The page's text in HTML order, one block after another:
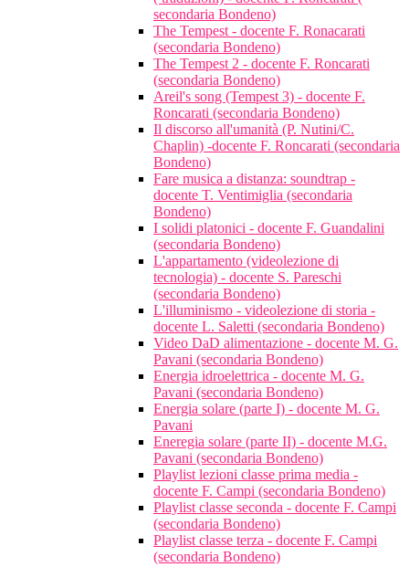
secondaria Bondeno)
The Tempest - docente F. Ronacarati
(secondaria Bondeno)
The Tempest 2 - docente F. Roncarati
(secondaria Bondeno)
Areil's song (Tempest 3) - docente F.
Roncarati (secondaria Bondeno)
Il discorso all'umanità (P. Nutini/C.
Chaplin) -docente F. Roncarati (secondaria
Bondeno)
Fare musica a distanza: soundtrap -
docente T. Ventimiglia (secondaria
Bondeno)
I solidi platonici - docente F. Guandalini
(secondaria Bondeno)
L'appartamento (videolezione di
tecnologia) - docente S. Pareschi
(secondaria Bondeno)
L'illuminismo - videolezione di storia -
docente L. Saletti (secondaria Bondeno)
Video DaD alimentazione - docente M. G.
Pavani (secondaria Bondeno)
Energia idroelettrica - docente M. G.
Pavani (secondaria Bondeno)
Energia solare (parte I) - docente M. G.
Pavani
Eneregia solare (parte II) - docente M.G.
Pavani (secondaria Bondeno)
Playlist lezioni classe prima media -
docente F. Campi (secondaria Bondeno)
Playlist classe seconda - docente F. Campi
(secondaria Bondeno)
Playlist classe terza - docente F. Campi
(secondaria Bondeno)